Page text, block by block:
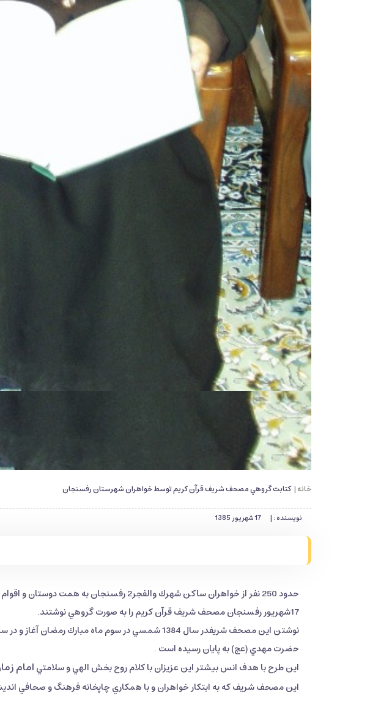
خانه | كتابت گروهي مصحف شريف قرآن كريم توسط خواهران شهرستان رفسنجان
نویسنده : | 17 شهریور 1385
حدود 250 نفر از خواهران ساكن شهرك والفجر2
17شهريور رفسنجان مصحف شريف قرآن كريم را به صورت گروهي نوشتند.
حضرت مهدي (عج) به پايان رسيده است .
اين طرح با هدف انس بيشتر اين عزيزان با كلام روح بخش الهي و سلامتي امام
اين مصحف شريف كه به ابتكار خواهران و با همكاري چاپخانه فرهنگ و صحافي